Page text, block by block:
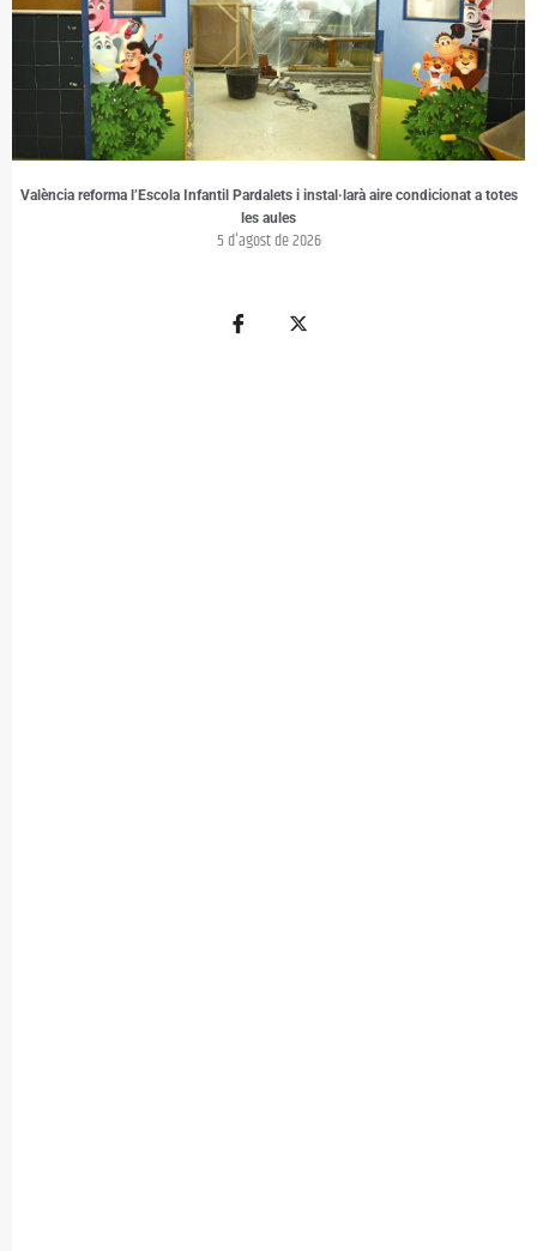
València reforma l’Escola Infantil Pardalets i instal·larà aire condicionat a totes
les aules
5 d'agost de 2026